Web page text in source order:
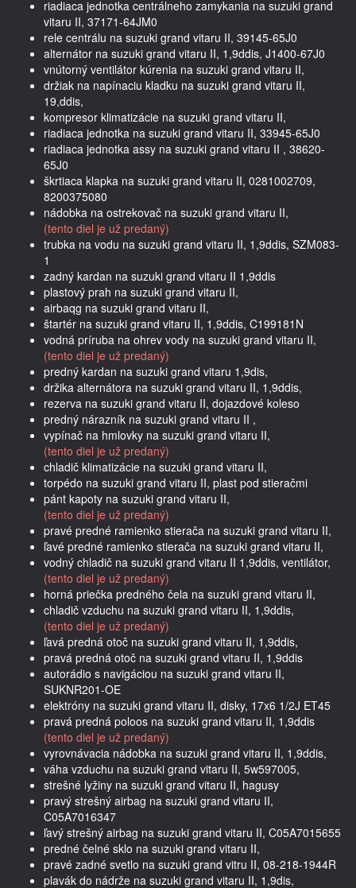
riadiaca jednotka centrálneho zamykania na suzuki grand
vitaru II, 37171-64JM0
rele centrálu na suzuki grand vitaru II, 39145-65J0
alternátor na suzuki grand vitaru II, 1,9ddis, J1400-67J0
vnútorný ventilátor kúrenia na suzuki grand vitaru II,
držiak na napínaciu kladku na suzuki grand vitaru II,
19,ddis,
kompresor klimatizácie na suzuki grand vitaru II,
riadiaca jednotka na suzuki grand vitaru II, 33945-65J0
riadiaca jednotka assy na suzuki grand vitaru II , 38620-
65J0
škrtiaca klapka na suzuki grand vitaru II, 0281002709,
8200375080
nádobka na ostrekovač na suzuki grand vitaru II,
(tento diel je už predaný)
trubka na vodu na suzuki grand vitaru II, 1,9ddis, SZM083-
1
zadný kardan na suzuki grand vitaru II 1,9ddis
plastový prah na suzuki grand vitaru II,
airbaqg na suzuki grand vitaru II,
štartér na suzuki grand vitaru II, 1,9ddis, C199181N
vodná príruba na ohrev vody na suzuki grand vitaru II,
(tento diel je už predaný)
predný kardan na suzuki grand vitaru 1,9dis,
držika alternátora na suzuki grand vitaru II, 1,9ddis,
rezerva na suzuki grand vitaru II, dojazdové koleso
predný nárazník na suzuki grand vitaru II ,
vypínač na hmlovky na suzuki grand vitaru II,
(tento diel je už predaný)
chladič klimatizácie na suzuki grand vitaru II,
torpédo na suzuki grand vitaru II, plast pod stieračmi
pánt kapoty na suzuki grand vitaru II,
(tento diel je už predaný)
pravé predné ramienko stierača na suzuki grand vitaru II,
ľavé predné ramienko stierača na suzuki grand vitaru II,
vodný chladič na suzuki grand vitaru II 1,9ddis, ventilátor,
(tento diel je už predaný)
horná priečka predného čela na suzuki grand vitaru II,
chladič vzduchu na suzuki grand vitaru II, 1,9ddis,
(tento diel je už predaný)
ľavá predná otoč na suzuki grand vitaru II, 1,9ddis,
pravá predná otoč na suzuki grand vitaru II, 1,9ddis
autorádio s navigáciou na suzuki grand vitaru II,
SUKNR201-OE
elektróny na suzuki grand vitaru II, disky, 17x6 1/2J ET45
pravá predná poloos na suzuki grand vitaru II, 1,9ddis
(tento diel je už predaný)
vyrovnávacia nádobka na suzuki grand vitaru II, 1,9ddis,
váha vzduchu na suzuki grand vitaru II, 5w597005,
strešné lyžiny na suzuki grand vitaru II, hagusy
pravý strešný airbag na suzuki grand vitaru II,
C05A7016347
ľavý strešný airbag na suzuki grand vitaru II, C05A7015655
predné čelné sklo na suzuki grand vitaru II,
pravé zadné svetlo na suzuki grand vitru II, 08-218-1944R
plavák do nádrže na suzuki grand vitaru II, 1,9dis,